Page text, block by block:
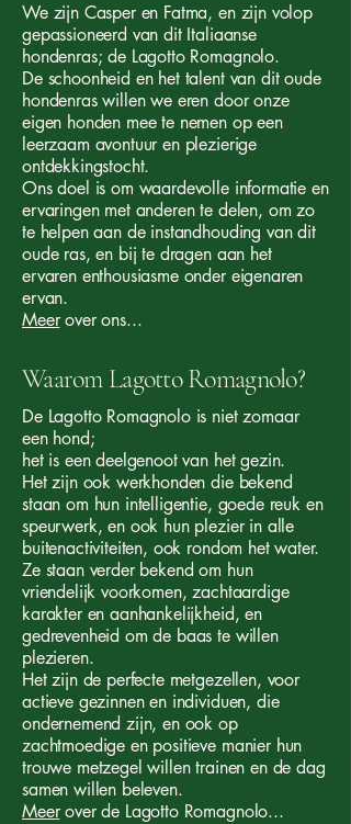
We zijn Casper en Fatma, en zijn volop
gepassioneerd van dit Italiaanse
hondenras; de Lagotto Romagnolo.
De schoonheid en het talent van dit oude
hondenras willen we eren door onze
eigen honden mee te nemen op een
leerzaam avontuur en plezierige
ontdekkingstocht.
Ons doel is om waardevolle informatie en
ervaringen met anderen te delen, om zo
te helpen aan de instandhouding van dit
oude ras, en bij te dragen aan het
ervaren enthousiasme onder eigenaren
ervan.
Meerover ons...
Waarom Lagotto Romagnolo?
De Lagotto Romagnolo is niet zomaar
een hond;
het is een deelgenoot van het gezin.
Het zijn ook werkhonden die bekend
staan om hun intelligentie, goede reuk en
speurwerk, en ook hun plezier in alle
buitenactiviteiten, ook rondom het water.
Ze staan verder bekend om hun
vriendelijk voorkomen, zachtaardige
karakter en aanhankelijkheid, en
gedrevenheid om de baas te willen
plezieren.
Het zijn de perfecte metgezellen, voor
actieve gezinnen en individuen, die
ondernemend zijn, en ook op
zachtmoedige en positieve manier hun
trouwe metzegel willen trainen en de dag
samen willen beleven.
Meerover de Lagotto Romagnolo...